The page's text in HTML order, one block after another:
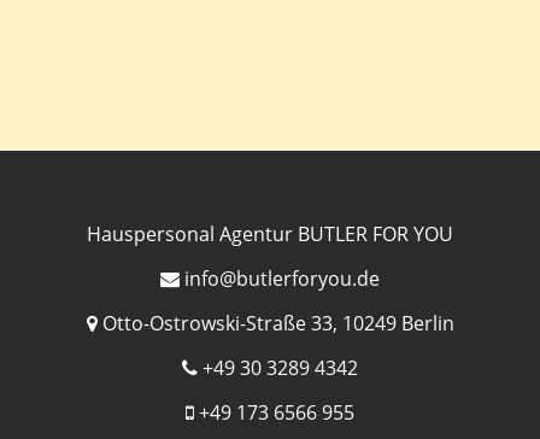
Hauspersonal Agentur BUTLER FOR YOU
info@butlerforyou.de
Otto-Ostrowski-Straße 33, 10249 Berlin
+49 30 3289 4342
+49 173 6566 955